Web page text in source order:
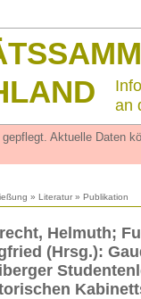
an
Aktuelle Daten
» Literatur » Publikation
Helmuth;
(Hrsg.):